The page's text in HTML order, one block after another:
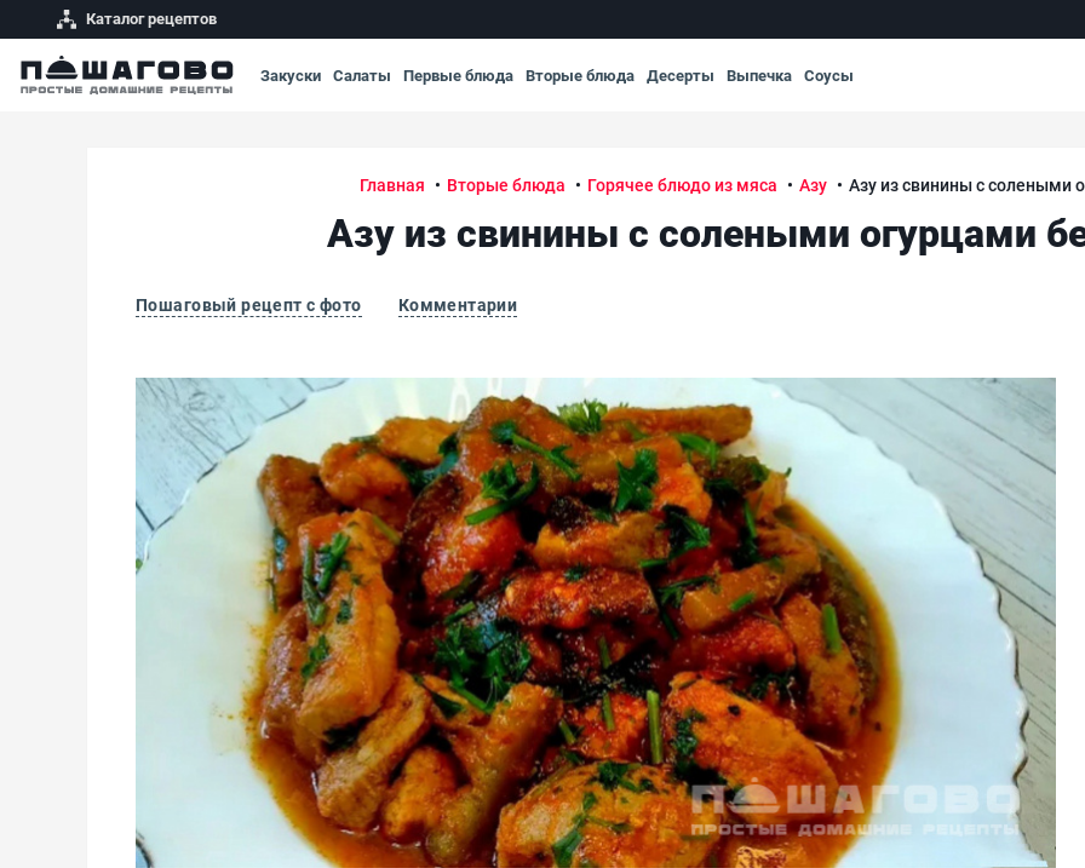
Каталог рецептов
Закуски Салаты Первые блюда Вторые блюда Десерты Выпечка Соусы
Главная Вторые блюда Горячее блюдо из мяса Азу Азу из свинины с солеными
Азу из свинины с солеными огурцами
Пошаговый рецепт с фото Комментарии
Азу из свинины с солеными огурцами без картошки